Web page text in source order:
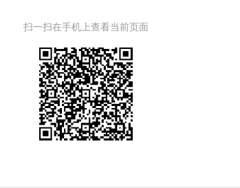
扫一扫在手机上查看当前页面